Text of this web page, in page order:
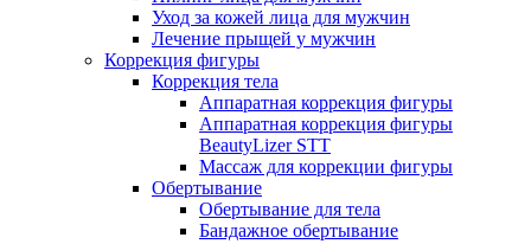
Уход за кожей лица для мужчин
Лечение прыщей у мужчин
Коррекция фигуры
Коррекция тела
Аппаратная коррекция фигуры
Аппаратная коррекция фигуры
BeautyLizer STT
Массаж для коррекции фигуры
Обертывание
Обертывание для тела
Бандажное обертывание